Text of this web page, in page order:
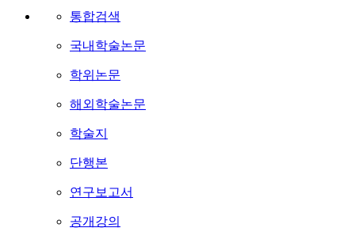
통합검색
국내학술논문
학위논문
해외학술논문
학술지
단행본
연구보고서
공개강의